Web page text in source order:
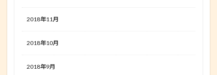
2018年11月
2018年10月
2018年9月